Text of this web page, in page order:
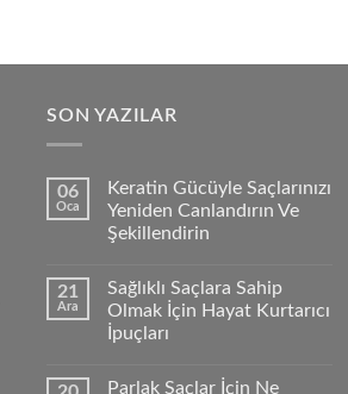
SON YAZILAR
06
Oca
Keratin Gücüyle Saçlarınızı
Yeniden Canlandırın Ve
Şekillendirin
21
Ara
Sağlıklı Saçlara Sahip
Olmak İçin Hayat Kurtarıcı
İpuçları
Parlak Saçlar İçin Ne